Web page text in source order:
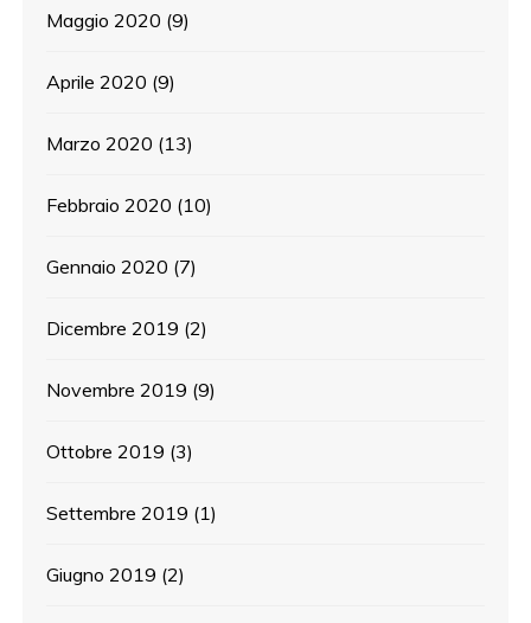
Maggio 2020 (9)
Aprile 2020 (9)
Marzo 2020 (13)
Febbraio 2020 (10)
Gennaio 2020 (7)
Dicembre 2019 (2)
Novembre 2019 (9)
Ottobre 2019 (3)
Settembre 2019 (1)
Giugno 2019 (2)